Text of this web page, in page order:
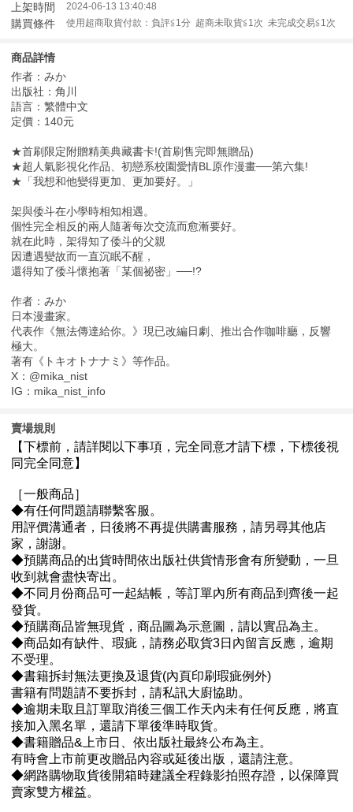
上架時間 2024-06-13 13:40:48
購買條件 使用超商取貨付款：負評≦1分 超商未取貨≦1次 未完成交易≦1次
商品詳情
作者：みか
出版社：角川
語言：繁體中文
定價：140元
★首刷限定附贈精美典藏書卡!(首刷售完即無贈品)
★超人氣影視化作品、初戀系校園愛情BL原作漫畫──第六集!
★「我想和他變得更加、更加要好。」
架與倭斗在小學時相知相遇。
個性完全相反的兩人隨著每次交流而愈漸要好。
就在此時，架得知了倭斗的父親
因遭遇變故而一直沉眠不醒，
還得知了倭斗懷抱著「某個祕密」──!?
作者：みか
日本漫畫家。
代表作《無法傳達給你。》現已改編日劇、推出合作咖啡廳，反響
極大。
著有《トキオトナナミ》等作品。
X：@mika_nist
IG：mika_nist_info
賣場規則